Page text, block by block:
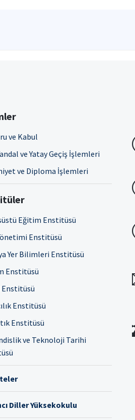
ve Kabul
ve Yatay Geçiş İşlemleri
ve Diploma İşlemleri
Eğitim Enstitüsü
Enstitüsü
Yer Bilimleri Enstitüsü
Enstitüsü
Enstitüsü
Enstitüsü
Enstitüsü
ve Teknoloji Tarihi
Diller Yüksekokulu